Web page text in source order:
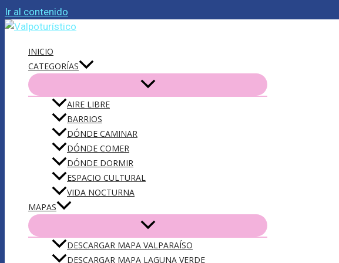
Ir al contenido
INICIO
CATEGORÍAS
AIRE LIBRE
BARRIOS
DÓNDE CAMINAR
DÓNDE COMER
DÓNDE DORMIR
ESPACIO CULTURAL
VIDA NOCTURNA
MAPAS
DESCARGAR MAPA VALPARAÍSO
DESCARGAR MAPA LAGUNA VERDE